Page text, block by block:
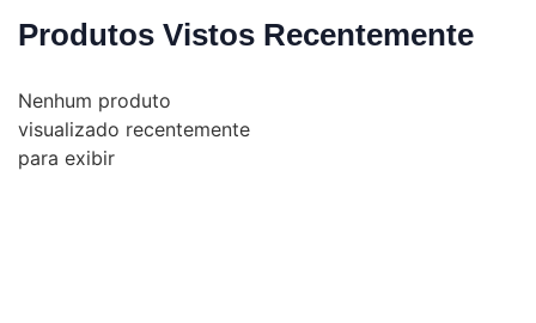
Produtos Vistos Recentemente
Nenhum produto
visualizado recentemente
para exibir